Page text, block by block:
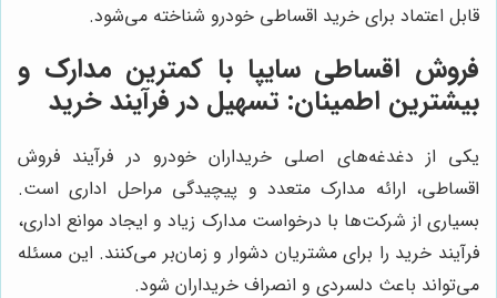
قابل اعتماد برای خرید اقساطی خودرو شناخته می‌شود.
فروش اقساطی سایپا با کمترین مدارک و
بیشترین اطمینان: تسهیل در فرآیند خرید
یکی از دغدغه‌های اصلی خریداران خودرو در فرآیند فروش
اقساطی، ارائه مدارک متعدد و پیچیدگی مراحل اداری است.
بسیاری از شرکت‌ها با درخواست مدارک زیاد و ایجاد موانع اداری،
فرآیند خرید را برای مشتریان دشوار و زمان‌بر می‌کنند. این مسئله
می‌تواند باعث دلسردی و انصراف خریداران شود.